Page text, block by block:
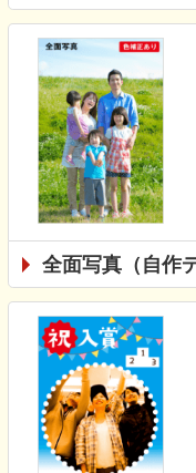
全面写真（自作